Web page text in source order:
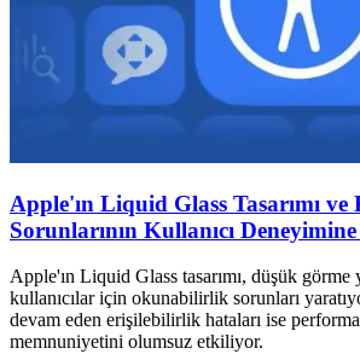
Apple'ın Liquid Glass Tasarımı
Sorunlarının Kullanıcı
Apple'ın Liquid Glass tasarımı, düşük görme
kullanıcılar için okunabilirlik sorunları
devam eden erişilebilirlik hataları ise
memnuniyetini olumsuz etkiliyor.